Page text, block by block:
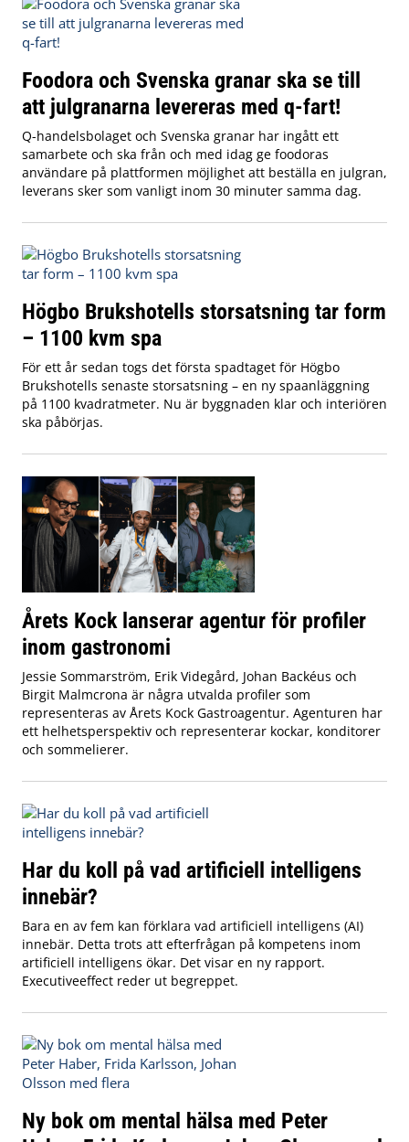
Foodora och Svenska granar ska se till
att julgranarna levereras med q-fart!
Q-handelsbolaget och Svenska granar har ingått ett
samarbete och ska från och med idag ge foodoras
användare på plattformen möjlighet att beställa en julgran,
leverans sker som vanligt inom 30 minuter samma dag.
Högbo Brukshotells storsatsning tar form
– 1100 kvm spa
För ett år sedan togs det första spadtaget för Högbo
Brukshotells senaste storsatsning – en ny spaanläggning
på 1100 kvadratmeter. Nu är byggnaden klar och interiören
ska påbörjas.
Årets Kock lanserar agentur för profiler
inom gastronomi
Jessie Sommarström, Erik Videgård, Johan Backéus och
Birgit Malmcrona är några utvalda profiler som
representeras av Årets Kock Gastroagentur. Agenturen har
ett helhetsperspektiv och representerar kockar, konditorer
och sommelierer.
Har du koll på vad artificiell intelligens
innebär?
Bara en av fem kan förklara vad artificiell intelligens (AI)
innebär. Detta trots att efterfrågan på kompetens inom
artificiell intelligens ökar. Det visar en ny rapport.
Executiveeffect reder ut begreppet.
Ny bok om mental hälsa med Peter